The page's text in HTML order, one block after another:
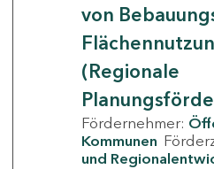
von
(Regionale
Fördernehmer:
Kommunen
und